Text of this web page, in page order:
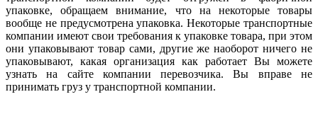
упаковке, обращаем внимание, что на некоторые товары
вообще не предусмотрена упаковка. Некоторые транспортные
компании имеют свои требования к упаковке товара, при этом
они упаковывают товар сами, другие же наоборот ничего не
упаковывают, какая организация как работает Вы можете
узнать на сайте компании перевозчика. Вы вправе не
принимать груз у транспортной компании.